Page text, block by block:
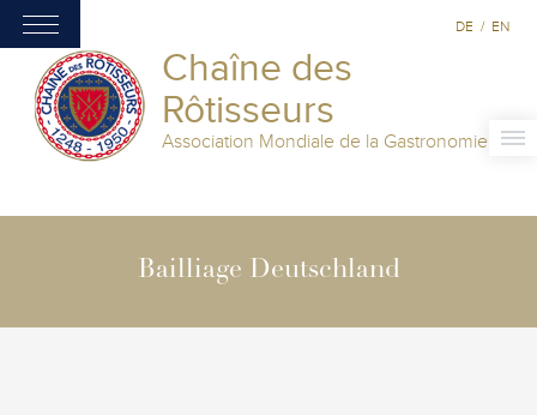
Chaîne des
Rôtisseurs
Association Mondiale de la Gastronomie
DE / EN
Bailliage Deutschland